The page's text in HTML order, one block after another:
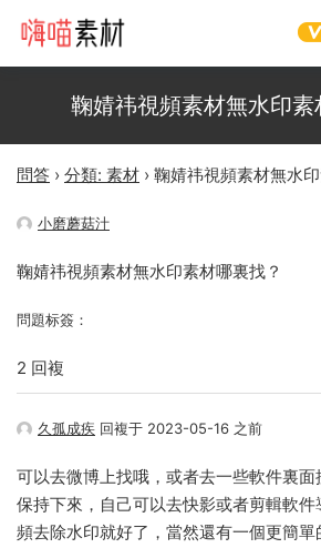
鞠婧祎視頻素材無水印素
問答 › 分類: 素材 › 鞠婧祎視頻素材無水
小磨蘑菇汁
鞠婧祎視頻素材無水印素材哪裏找？
問題标簽：
2 回複
久孤成疾 回複于 2023-05-16 之前
可以去微博上找哦，或者去一些軟件裏
保持下來，自己可以去快影或者剪輯軟
頻去除水印就好了，當然還有一個更簡